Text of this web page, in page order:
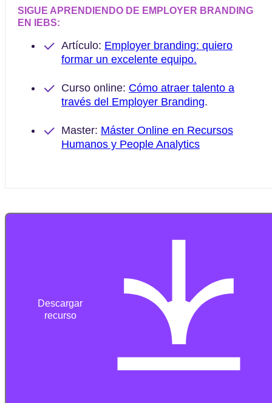
SIGUE APRENDIENDO DE EMPLOYER BRANDING
EN IEBS:
Artículo: Employer branding: quiero
formar un excelente equipo.
Curso online: Cómo atraer talento a
través del Employer Branding.
Master: Máster Online en Recursos
Humanos y People Analytics
Descargar
recurso